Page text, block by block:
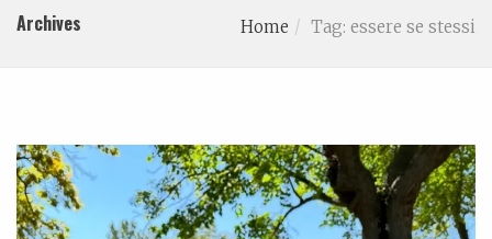
Archives Home Tag: essere se stessi